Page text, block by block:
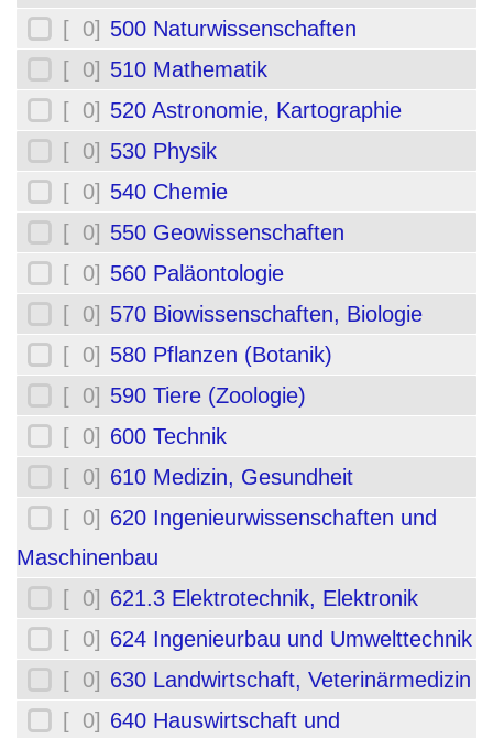
[ 0] 500 Naturwissenschaften
[ 0] 510 Mathematik
[ 0] 520 Astronomie, Kartographie
[ 0] 530 Physik
[ 0] 540 Chemie
[ 0] 550 Geowissenschaften
[ 0] 560 Paläontologie
[ 0] 570 Biowissenschaften, Biologie
[ 0] 580 Pflanzen (Botanik)
[ 0] 590 Tiere (Zoologie)
[ 0] 600 Technik
[ 0] 610 Medizin, Gesundheit
[ 0] 620 Ingenieurwissenschaften und
Maschinenbau
[ 0] 621.3 Elektrotechnik, Elektronik
[ 0] 624 Ingenieurbau und Umwelttechnik
[ 0] 630 Landwirtschaft, Veterinärmedizin
[ 0] 640 Hauswirtschaft und